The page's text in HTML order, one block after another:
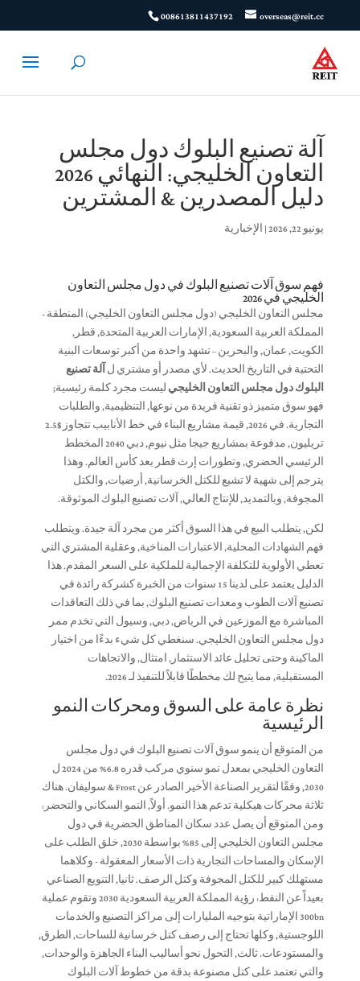
008613811437192 overseas@reit.cc
آلة تصنيع البلوك دول مجلس
التعاون الخليجي: النهائي 2026
دليل المصدرين & المشترين
يونيو 22, 2026 | الإخبارية
فهم سوق آلات تصنيع البلوك في دول مجلس التعاون
الخليجي في 2026
مجلس التعاون الخليجي (دول مجلس التعاون الخليجي) المنطقة -
المملكة العربية السعودية, الإمارات العربية المتحدة, قطر,
الكويت, عمان, والبحرين – تشهد واحدة من أكبر توسعات البنية
التحتية في التاريخ الحديث. لأي مصدر أو مشتري ل آلة تصنيع
البلوك دول مجلس التعاون الخليجي ليست مجرد كلمة رئيسية;
فهو سوق متميز ذو تقنية فريدة من نوعها, التنظيمية, والطلبات
التجارية. في 2026, قيمة مشاريع البناء في خط الأنابيب تتجاوز $2.5
تريليون, مدفوعة بمشاريع جيجا مثل نيوم, دبي 2040 المخطط
الرئيسي الحضري, وتطورات إرث قطر بعد كأس العالم. وهذا
يترجم إلى شهية لا تشبع للكتل الخرسانية, أرضيات, والكتل
المجوفة, وبالتمديد, للإنتاج العالي, آلات تصنيع البلوك الموثوقة.
لكن, يتطلب البيع في هذا السوق أكثر من مجرد آلة جيدة. ويتطلب
فهم الشهادات المحلية, الاعتبارات المناخية, وعقلية المشتري التي
تعطي الأولوية للتكلفة الإجمالية للملكية على السعر المقدم. هذا
الدليل يعتمد على لدينا 15 سنوات من الخبرة كشركة رائدة في
تصنيع آلات الطوب ومعدات تصنيع البلوك, بما في ذلك التعاقدات
المباشرة مع الموزعين في الرياض, دبي, وسيول التي تخدم ممر
دول مجلس التعاون الخليجي. سنغطي كل شيء بدءًا من اختيار
الماكينة وحتى تحليل عائد الاستثمار, امتثال, والاتجاهات
المستقبلية, مما يتيح لك مخططًا قابلاً للتنفيذ لـ 2026.
نظرة عامة على السوق ومحركات النمو
الرئيسية
من المتوقع أن ينمو سوق آلات تصنيع البلوك في دول مجلس
التعاون الخليجي بمعدل نمو سنوي مركب قدره 6.8% من 2024 ل
2030, وفقًا لتقرير الصناعة الأخير الصادر عن Frost & سوليفان. هناك
ثلاثة محركات هيكلية تدعم هذا النمو. أولاً, النمو السكاني والتحضر:
ومن المتوقع أن يصل عدد سكان المناطق الحضرية في دول
مجلس التعاون الخليجي إلى 85% بواسطة 2030, خلق الطلب على
الإسكان والمساحات التجارية ذات الأسعار المعقولة - وكلاهما
مستهلك كبير للكتل المجوفة وكتل الرصف. ثانيا, التنويع الصناعي
بعيداً عن النفط: رؤية المملكة العربية السعودية 2030 وتقوم عملية
300bn الإماراتية بتوجيه المليارات إلى مراكز التصنيع والخدمات
اللوجستية, وكلها تحتاج إلى رصف كتل خرسانية للساحات, الطرق,
والمستودعات. ثالث, التحول نحو أساليب البناء الجاهزة والوحدات,
والتي تعتمد على كتل مصنوعة بدقة من خطوط آلات البلوك